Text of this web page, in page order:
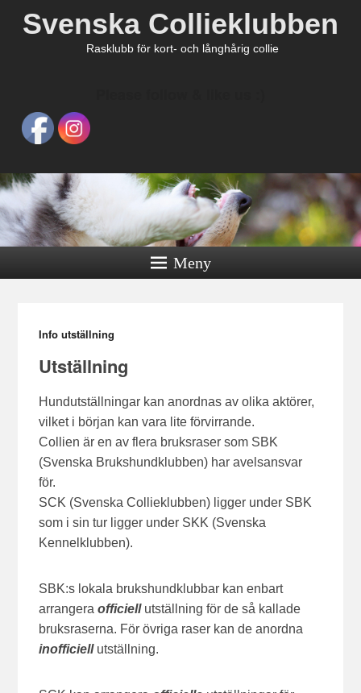
Svenska Collieklubben
Rasklubb för kort- och långhårig collie
Meny
Info utställning
Utställning
Hundutställningar kan anordnas av olika aktörer,
vilket i början kan vara lite förvirrande.
Collien är en av flera bruksraser som SBK
(Svenska Brukshundklubben) har avelsansvar
för.
SCK (Svenska Collieklubben) ligger under SBK
som i sin tur ligger under SKK (Svenska
Kennelklubben).
SBK:s lokala brukshundklubbar kan enbart
arrangeraofficiellutställning för de så kallade
bruksraserna. För övriga raser kan de anordna
inofficiellutställning.